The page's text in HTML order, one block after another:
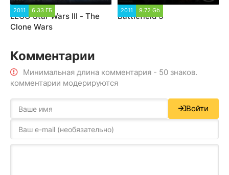
2011 6.33 ГБ
LEGO Star Wars III - The
Clone Wars
2011 9.72 Gb
Battlefield 3
Комментарии
Минимальная длина комментария - 50 знаков.
комментарии модерируются
Войти